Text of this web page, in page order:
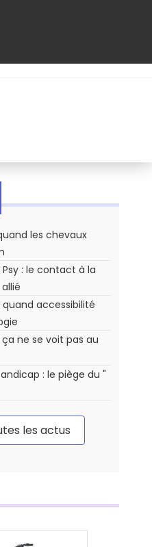
les chevaux
: le contact à la
quand accessibilité
ne se voit pas au
: le piège du "
les actus